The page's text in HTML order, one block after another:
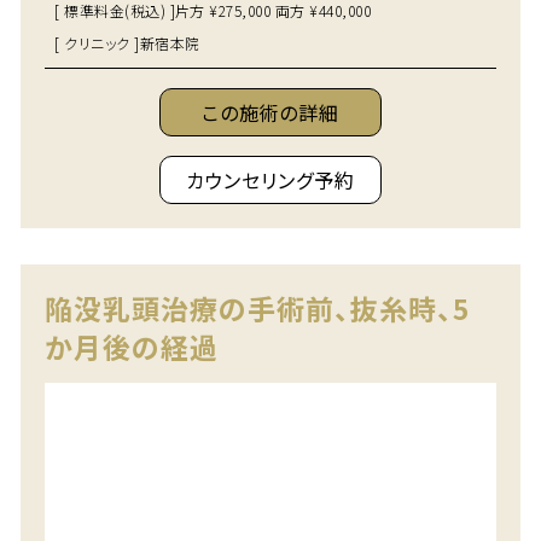
[ 標準料金(税込) ]片方 ¥275,000 両方 ¥440,000
[ クリニック ]新宿本院
この施術の詳細
カウンセリング予約
陥没乳頭治療の手術前、抜糸時、5
か月後の経過